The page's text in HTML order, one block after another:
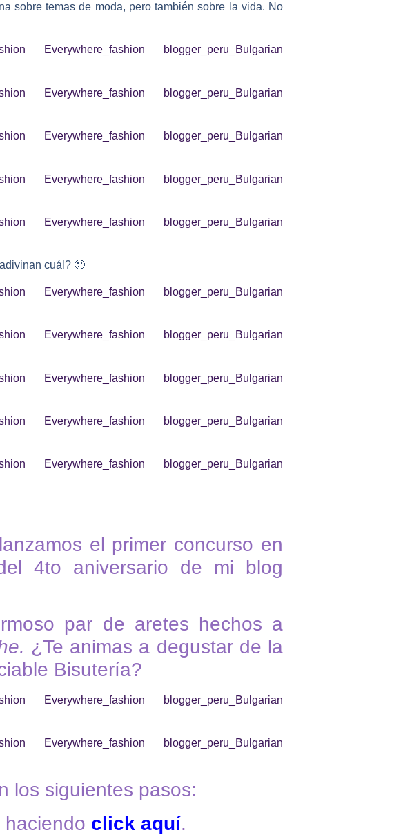
sobre temas de moda, pero también sobre la vida. No
cuál? 🙂
lanzamos el primer concurso en
4to aniversario de mi blog
par de aretes hechos a
¿Te animas a degustar de la
Bisutería?
los siguientes pasos:
haciendo click aquí.